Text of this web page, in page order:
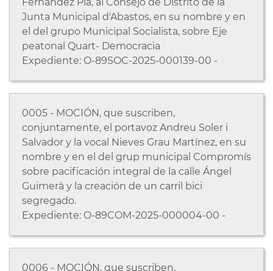
Junta Municipal d'Abastos, en su nombre y en
el del grupo Municipal Socialista, sobre Eje
peatonal Quart- Democracia
Expediente: O-89SOC-2025-000139-00 -
0005 - MOCIÓN, que suscriben,
conjuntamente, el portavoz Andreu Soler i
Salvador y la vocal Nieves Grau Martínez, en su
nombre y en el del grup municipal Compromís
sobre pacificación integral de la calle Ángel
Guimerà y la creación de un carril bici
segregado.
Expediente: O-89COM-2025-000004-00 -
0006 - MOCIÓN, que suscriben,